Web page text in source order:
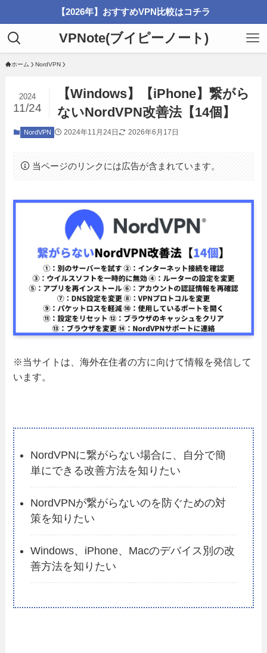
【2026年】おすすめVPN比較はコチラ
VPNote(ブイピーノート)
ホーム NordVPN
【Windows】【iPhone】繋がら
ないNordVPN改善法【14個】
2024
11/24
NordVPN 2024年11月24日 2026年6月17日
当ページのリンクには広告が含まれています。
※当サイトは、海外在住者の方に向けて情報を発信して
います。
NordVPNに繋がらない場合に、自分で簡
単にできる改善方法を知りたい
NordVPNが繋がらないのを防ぐための対
策を知りたい
Windows、iPhone、Macのデバイス別の改
善方法を知りたい